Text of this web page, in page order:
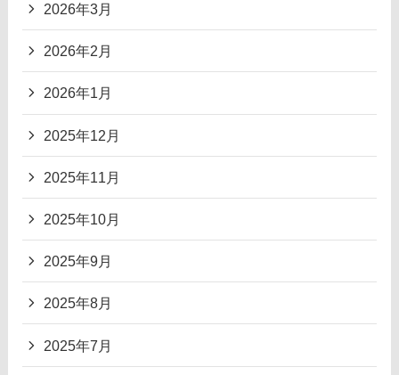
2026年3月
2026年2月
2026年1月
2025年12月
2025年11月
2025年10月
2025年9月
2025年8月
2025年7月